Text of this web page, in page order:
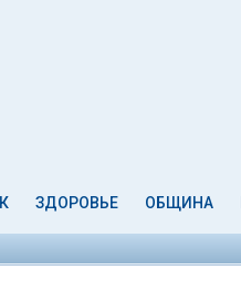
ЗДОРОВЬЕ ОБЩИНА